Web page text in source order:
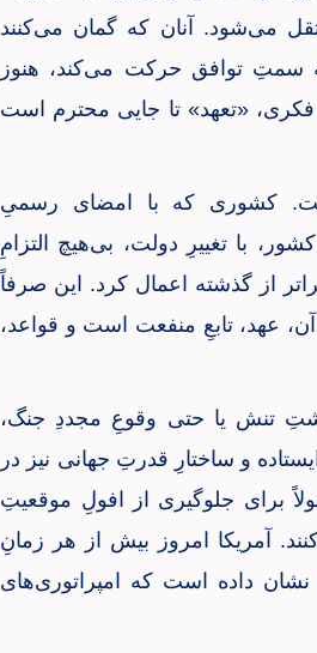
می‌شود. آنان که گمان می‌کنند
سمتِ توافق حرکت می‌کند، هنوز
فکری، «تعهد» تا جایی محترم است
کشوری که با امضای رسمیِ
با تغییرِ دولت، بی‌هیچ التزامِ
از گذشته اعمال کرد. این صرفاً
عهد، تابعِ منفعت است و قواعد،
تنش یا حتی وقوعِ مجددِ جنگ،
و ساختارِ قدرتِ جهانی نیز در
برای جلوگیری از افولِ موقعیتِ
آمریکا امروز بیش از هر زمانِ
داده است که امپراتوری‌های